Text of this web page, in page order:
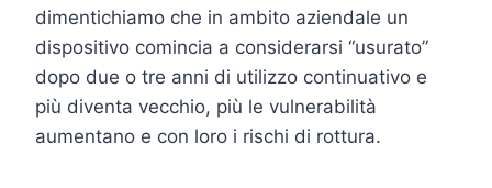
dimentichiamo che in ambito aziendale un
dispositivo comincia a considerarsi “usurato”
dopo due o tre anni di utilizzo continuativo e
più diventa vecchio, più le vulnerabilità
aumentano e con loro i rischi di rottura.